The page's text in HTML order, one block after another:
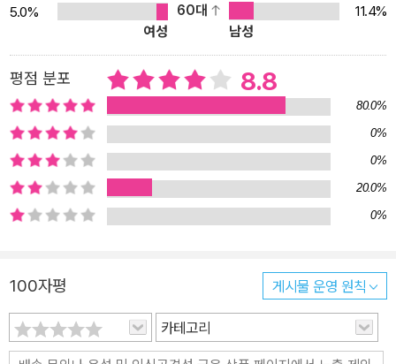
자아 인식에 아주 중요한 영향을 미친다는 그의 핵심 주장을 진화적
관점에서 논한다. 그는 생명의 탄생부터 인간 문명의 발달에 이르기
을 담당한다고 주장한다. 이 책의 원제, ‘만물의 놀라운 순서: 생명, 느
낌, 그리고 문화의 형성The Strange order of things: life, feelin
g, and the making of cultures’이 보여 주는 바, 생명과 문화는 우
리가 알고 있는 것과는 전혀 다른 방법으로 진화해 현재에 이르렀다.
그리고 이것을 이해하고자 하는 노력은 보다 나은 미래를 위해 우리
가 고려해야 할 사고방식과 맞닿아 있다. 생명과 문화는 어디에서 시
만들어졌는가? 사회적 행동과 문화는 어떻게 형성되었는가? 안토니
오 다마지오는 이 모든 시작에 ‘느낌’이 있다고 주장한다. 1부 「생명
활동과 항상성」은 이 주장을 뒷받침하기 위해 박테리아와 사회적 곤
5.0%
60대
11.4%
여성
남성
평점 분포 8.8
80.0%
0%
0%
20.0%
0%
100자평 게시물 운영 원칙
카테고리